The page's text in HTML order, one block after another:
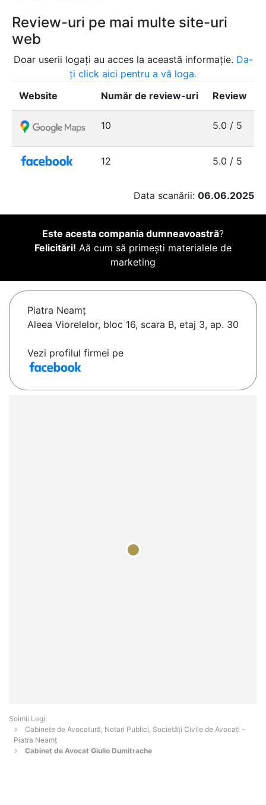
Review-uri pe mai multe site-uri
web
Doar userii logați au acces la această informație. Da-
ți click aici pentru a vă loga.
Website
Număr de review-uri Review
10 5.0 / 5
12 5.0 / 5
Data scanării: 06.06.2025
Este acesta compania dumneavoastră?
Felicitări! Aă cum să primești materialele de
marketing
Piatra Neamţ
Aleea Viorelelor, bloc 16, scara B, etaj 3, ap. 30
Vezi profilul firmei pe
Șoimii Legii
Cabinete de Avocatură, Notari Publici, Societăți Civile de Avocați -
Piatra Neamţ
Cabinet de Avocat Giulio Dumitrache